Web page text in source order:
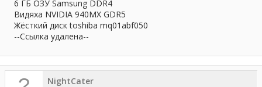
6 ГБ ОЗУ Samsung DDR4
Видяха NVIDIA 940MX GDR5
Жёсткий диск toshiba mq01abf050
--Ссылка удалена--
NightCater